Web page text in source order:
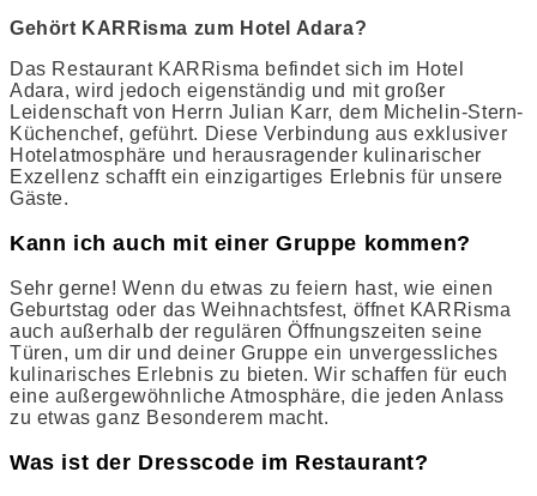
Gehört KARRisma zum Hotel Adara?
Das Restaurant KARRisma befindet sich im Hotel
Adara, wird jedoch eigenständig und mit großer
Leidenschaft von Herrn Julian Karr, dem Michelin-Stern-
Küchenchef, geführt. Diese Verbindung aus exklusiver
Hotelatmosphäre und herausragender kulinarischer
Exzellenz schafft ein einzigartiges Erlebnis für unsere
Gäste.
Kann ich auch mit einer Gruppe kommen?
Sehr gerne! Wenn du etwas zu feiern hast, wie einen
Geburtstag oder das Weihnachtsfest, öffnet KARRisma
auch außerhalb der regulären Öffnungszeiten seine
Türen, um dir und deiner Gruppe ein unvergessliches
kulinarisches Erlebnis zu bieten. Wir schaffen für euch
eine außergewöhnliche Atmosphäre, die jeden Anlass
zu etwas ganz Besonderem macht.
Was ist der Dresscode im Restaurant?